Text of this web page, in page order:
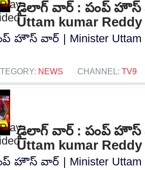
డైలాగ్ వార్ : పంప్ హౌస్
Uttam kumar Reddy
హౌస్ వార్ | Minister Uttam
NEWS CHANNEL: TV9
డైలాగ్ వార్ : పంప్ హౌస్
Uttam kumar Reddy
హౌస్ వార్ | Minister Uttam